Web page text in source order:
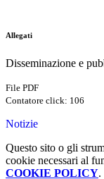
Allegati
Disseminazione e
File PDF
Contatore click: 106
Notizie
Questo sito o gli
cookie necessari al
COOKIE POLICY.